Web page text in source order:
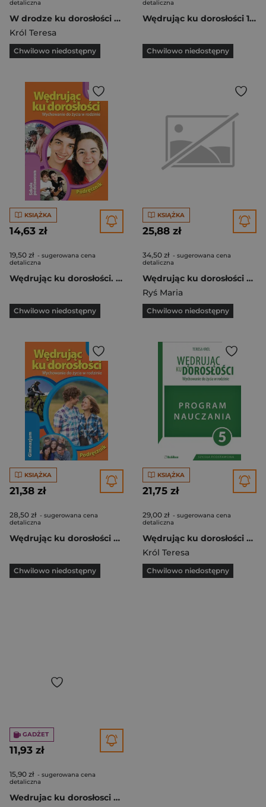
detaliczna
W drodze ku dorosłości 6 Ćwiczenia i materiały Szkoła podstawowa
Król Teresa
Chwilowo niedostępny
detaliczna
Wędrując ku dorosłości 1-3 Wychowanie do życia w rodzinie Ćwiczenia Szkola ponadgimnazjalna
Chwilowo niedostępny
KSIĄŻKA
14,63 zł
19,50 zł - sugerowana cena
detaliczna
Wędrując ku dorosłości. Wychowanie do życia w rodzinie. Podręcznik dla klas 5-6 szkoły podstawowej Szkoła podstawowa
Chwilowo niedostępny
KSIĄŻKA
25,88 zł
34,50 zł - sugerowana cena
detaliczna
Wędrując ku dorosłości Wychowanie do życia w rodzinie Podręcznik 1-3 Szkoły ponadgimnazjalne
Ryś Maria
Chwilowo niedostępny
KSIĄŻKA
21,38 zł
28,50 zł - sugerowana cena
detaliczna
Wędrując ku dorosłości Wychowanie do życia w rodzinie Podręcznik 1-3 Gimnazjum
Chwilowo niedostępny
KSIĄŻKA
21,75 zł
29,00 zł - sugerowana cena
detaliczna
Wędrując ku dorosłości SP 5 program naucz. RUBIKON
Król Teresa
Chwilowo niedostępny
GADŻET
11,93 zł
15,90 zł - sugerowana cena
detaliczna
Wedrujac ku dorosłosci SP 4 scenariusz CD